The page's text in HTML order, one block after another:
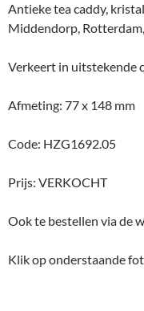
Antieke tea caddy,
Middendorp,
Verkeert in uitstekende
Afmeting: 77 x 148 mm
Code: HZG1692.05
Prijs: VERKOCHT
Ook te bestellen via de
Klik op onderstaande